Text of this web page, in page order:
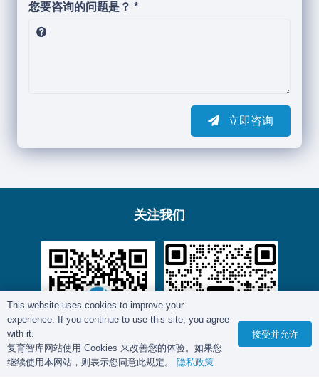
您要咨询的问题是？ *
立即咨询
关注我们
This website uses cookies to improve your
experience. If you continue to use this site, you agree
with it.
复育智库网站使用 Cookies 来改善您的体验。如果您
继续使用本网站，则表示您同意此规定。 隐私政策
接受并允许